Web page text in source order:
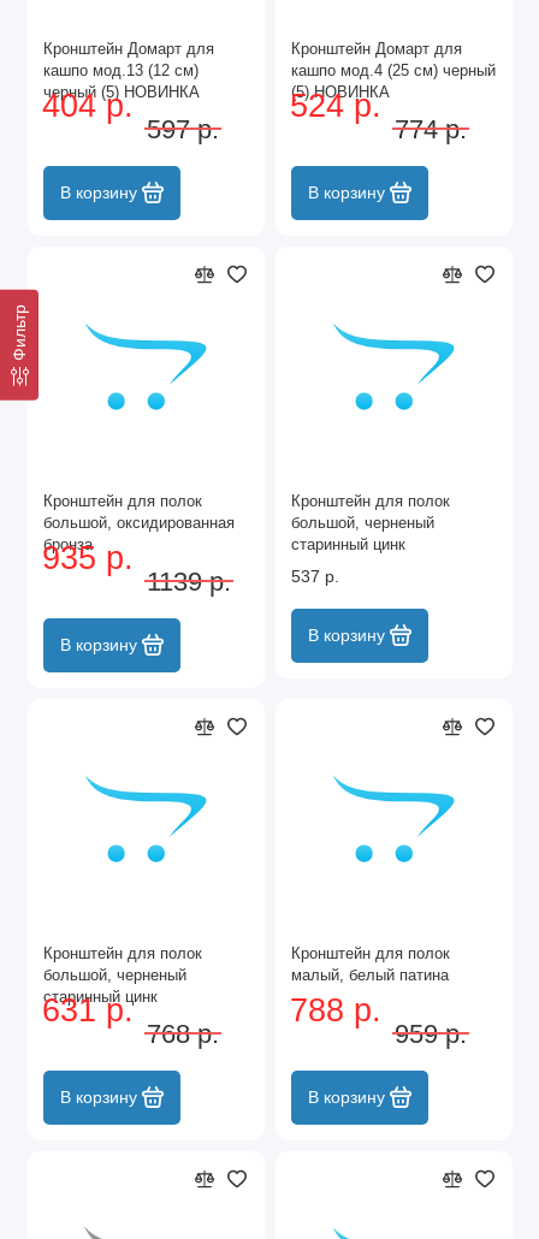
Фильтр
Кронштейн Домарт для
кашпо мод.13 (12 см)
черный (5) НОВИНКА
404 р.
597 р.
В корзину
Кронштейн Домарт для
кашпо мод.4 (25 см) черный
(5) НОВИНКА
524 р.
774 р.
В корзину
Кронштейн для полок
большой, оксидированная
бронза
935 р.
1139 р.
В корзину
Кронштейн для полок
большой, черненый
старинный цинк
537 р.
В корзину
Кронштейн для полок
большой, черненый
старинный цинк
631 р.
768 р.
В корзину
Кронштейн для полок
малый, белый патина
788 р.
959 р.
В корзину